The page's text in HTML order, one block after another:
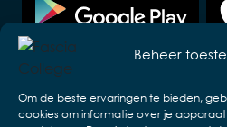
Beheer
Om de beste ervaringen te bieden,
cookies om informatie over je